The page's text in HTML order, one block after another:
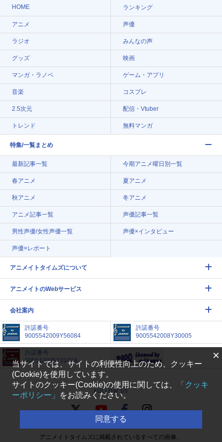
HOME ランキング
アニメ 声優
ラジオ みんなの声
グッズ 映画
マンガ・ラノベ ゲーム・アプリ
音楽 コスプレ
2.5次元 配信・Vtuber
トレンド 無料マンガ
特集/一覧まとめ
最新記事一覧 今期アニメ曜日別一覧
春アニメ 夏アニメ
秋アニメ 冬アニメ
アニメ記事一覧 声優記事一覧
男性声優/女性声優一覧 声優×インタビュー
声優×レポート
アニメイトタイムズについて
アニメイトのWebサービス
会社案内
許諾番号
9005542009Y56084
許諾番号
9005542008Y30005
許諾番号
005542005Y31018
FOLLOW US
アニメイトタイムズに掲載されているすべての画像、
×
当サイトでは、サイトの利便性向上のため、クッキー
(Cookie)を使用しています。
サイトのクッキー(Cookie)の使用に関しては、
「クッキ
ーポリシー」
をお読みください。
同意する